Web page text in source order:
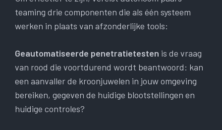
teaming drie componenten die als één systeem
werken in plaats van afzonderlijke tools:
Geautomatiseerde penetratietesten is de vraag
van rood die voortdurend wordt beantwoord: kan
een aanvaller de kroonjuwelen in jouw omgeving
bereiken, gegeven de huidige blootstellingen en
huidige controles?